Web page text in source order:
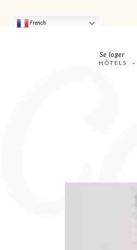
French
Se loger
HÔTELS